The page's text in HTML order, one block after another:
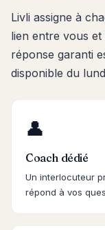
Livli assigne à
lien entre vous et
réponse garanti
disponible du
👤
Coach dédié
Un interlocuteur
répond à vos